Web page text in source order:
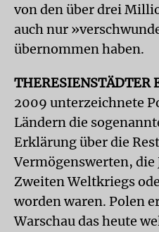
von den über drei
auch nur
übernommen haben.
THERESIENSTÄDTER
2009 unterzeichnete
Ländern die
Erklärung über die
Vermögenswerten, die
Zweiten Weltkriegs
worden waren. Polen
Warschau das heute